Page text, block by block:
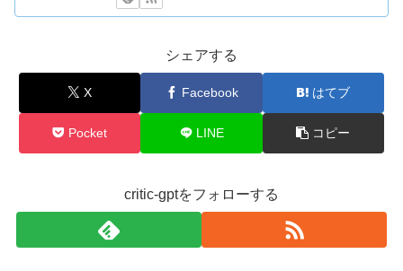
シェアする
X Facebook はてブ
Pocket LINE コピー
critic-gptをフォローする